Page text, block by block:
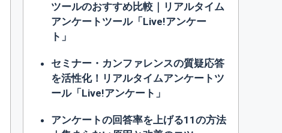
ツールのおすすめ比較｜リアルタイム
アンケートツール「Live!アンケー
ト」
セミナー・カンファレンスの質疑応答
を活性化！リアルタイムアンケートツ
ール「Live!アンケート」
アンケートの回答率を上げる11の方法